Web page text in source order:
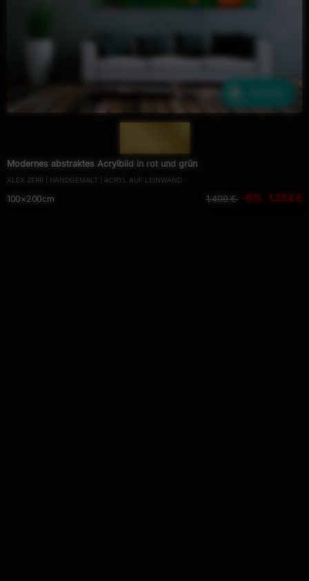
Modernes abstraktes Acrylbild in rot und grün
ALEX ZERR | HANDGEMALT | ACRYL AUF LEINWAND
100×200cm 1.409 € -6% 1.324 €